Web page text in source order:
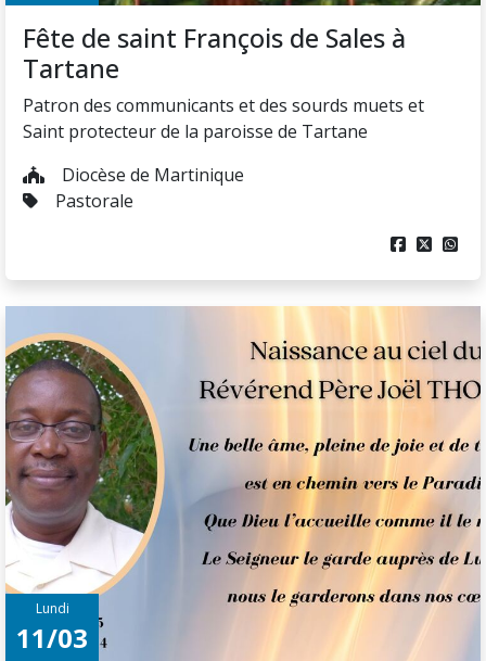
Fête de saint François de Sales à
Tartane
Patron des communicants et des sourds muets et
Saint protecteur de la paroisse de Tartane
Diocèse de Martinique
Pastorale
  
Lundi
11/03